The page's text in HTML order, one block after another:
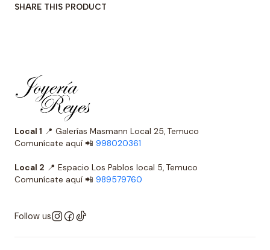
SHARE THIS PRODUCT
Local 1 📍 Galerías Masmann Local 25, Temuco
Comunícate aquí 📲 998020361
Local 2 📍 Espacio Los Pablos local 5, Temuco
Comunícate aquí 📲 989579760
Follow us